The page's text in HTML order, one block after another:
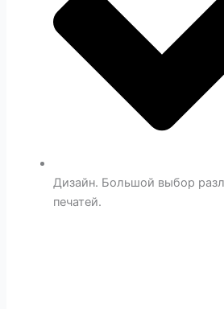
Дизайн. Большой выбор
печатей.